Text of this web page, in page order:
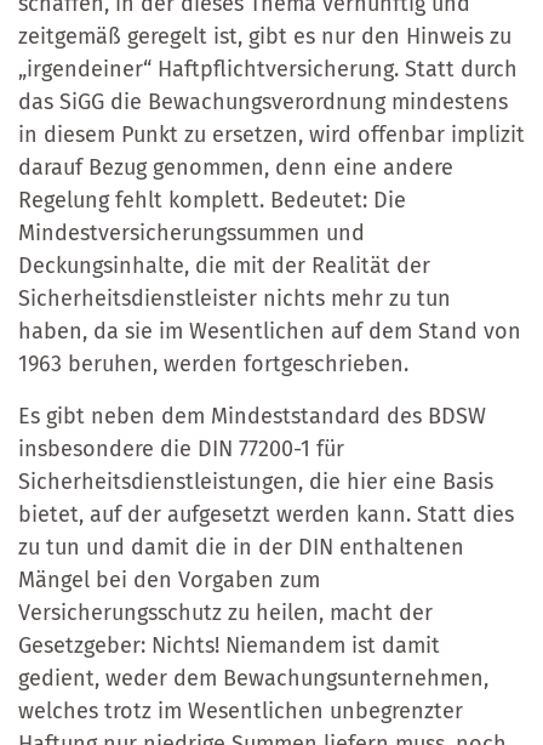
zeitgemäß geregelt ist, gibt es nur den Hinweis zu
„irgendeiner“ Haftpflichtversicherung. Statt durch
das SiGG die Bewachungsverordnung mindestens
in diesem Punkt zu ersetzen, wird offenbar implizit
darauf Bezug genommen, denn eine andere
Regelung fehlt komplett. Bedeutet: Die
Mindestversicherungssummen und
Deckungsinhalte, die mit der Realität der
Sicherheitsdienstleister nichts mehr zu tun
haben, da sie im Wesentlichen auf dem Stand von
1963 beruhen, werden fortgeschrieben.
Es gibt neben dem Mindeststandard des BDSW
insbesondere die DIN 77200-1 für
Sicherheitsdienstleistungen, die hier eine Basis
bietet, auf der aufgesetzt werden kann. Statt dies
zu tun und damit die in der DIN enthaltenen
Mängel bei den Vorgaben zum
Versicherungsschutz zu heilen, macht der
Gesetzgeber: Nichts! Niemandem ist damit
gedient, weder dem Bewachungsunternehmen,
welches trotz im Wesentlichen unbegrenzter